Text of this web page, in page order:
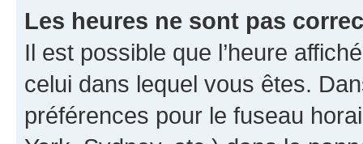
Les heures ne sont pas
Il est possible que l’heure
celui dans lequel vous êtes.
préférences pour le fuseau